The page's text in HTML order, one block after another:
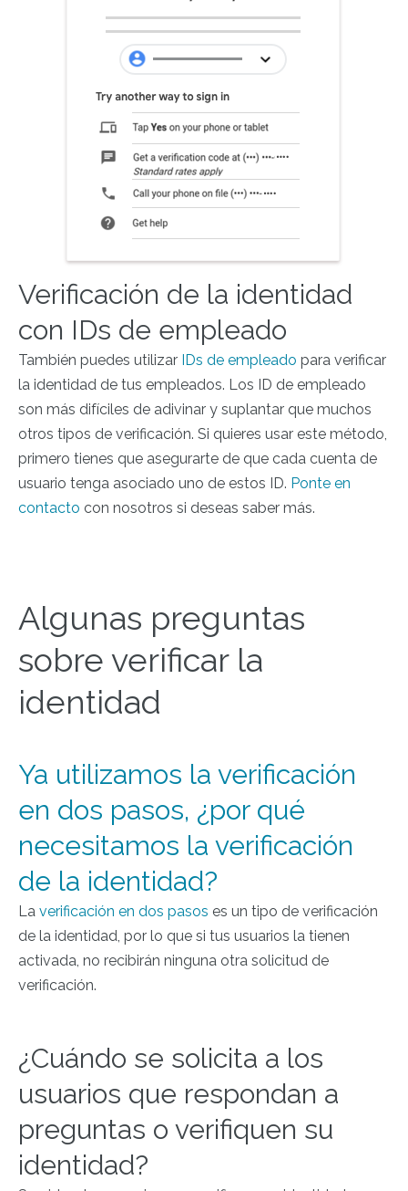
Verificación de la identidad
con IDs de empleado
También puedes utilizar IDs de empleado para verificar
la identidad de tus empleados. Los ID de empleado
son más difíciles de adivinar y suplantar que muchos
otros tipos de verificación. Si quieres usar este método,
primero tienes que asegurarte de que cada cuenta de
usuario tenga asociado uno de estos ID. Ponte en
contacto con nosotros si deseas saber más.
Algunas preguntas
sobre verificar la
identidad
Ya utilizamos la verificación
en dos pasos, ¿por qué
necesitamos la verificación
de la identidad?
La verificación en dos pasos es un tipo de verificación
de la identidad, por lo que si tus usuarios la tienen
activada, no recibirán ninguna otra solicitud de
verificación.
¿Cuándo se solicita a los
usuarios que respondan a
preguntas o verifiquen su
identidad?